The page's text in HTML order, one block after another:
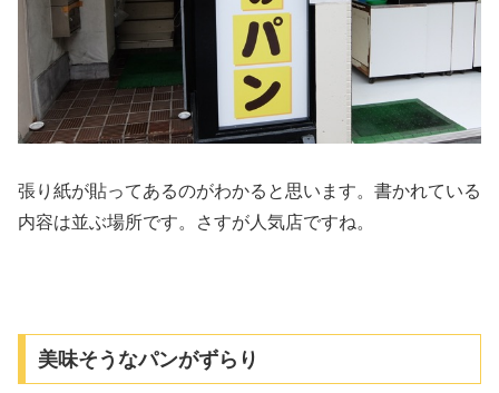
張り紙が貼ってあるのがわかると思います。書かれている
内容は並ぶ場所です。さすが人気店ですね。
美味そうなパンがずらり